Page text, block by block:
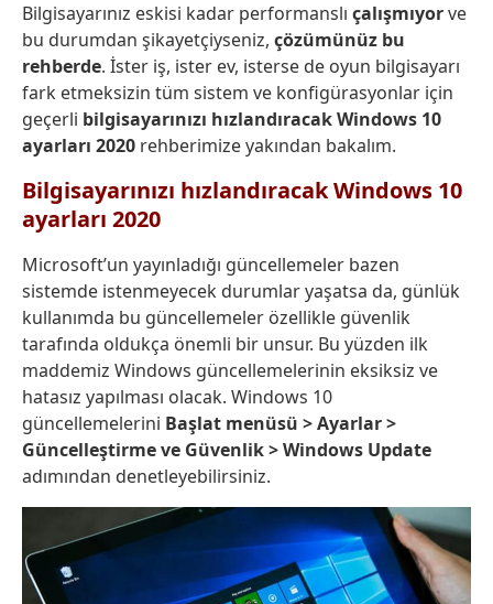
Bilgisayarınız eskisi kadar performanslı çalışmıyorve
bu durumdan şikayetçiyseniz, çözümünüz bu
rehberde. İster iş, ister ev, isterse de oyun bilgisayarı
fark etmeksizin tüm sistem ve konfigürasyonlar için
geçerli bilgisayarınızı hızlandıracak Windows 10
ayarları 2020 rehberimize yakından bakalım.
Bilgisayarınızı hızlandıracak Windows 10
ayarları 2020
Microsoft’un yayınladığı güncellemeler bazen
sistemde istenmeyecek durumlar yaşatsa da, günlük
kullanımda bu güncellemeler özellikle güvenlik
tarafında oldukça önemli bir unsur. Bu yüzden ilk
maddemiz Windows güncellemelerinin eksiksiz ve
hatasız yapılması olacak. Windows 10
güncellemelerini Başlat menüsü > Ayarlar >
Güncelleştirme ve Güvenlik > Windows Update
adımından denetleyebilirsiniz.